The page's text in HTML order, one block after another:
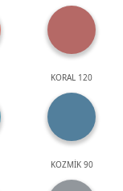
KORAL 120
KOZMİK 90